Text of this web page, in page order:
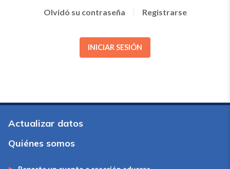
Olvidó su contraseña Registrarse
INICIAR SESIÓN
Actualizar datos
Quiénes somos